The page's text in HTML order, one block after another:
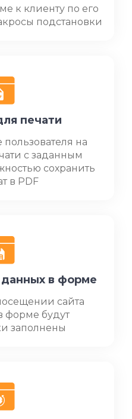
к клиенту по его
подстановки
печати
на
с заданным
сохранить
в PDF
в форме
сайта
форме будут
заполнены